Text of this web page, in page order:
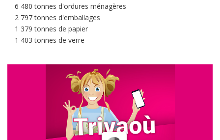
6 480 tonnes d'ordures ménagères
2 797 tonnes d'emballages
1 379 tonnes de papier
1 403 tonnes de verre